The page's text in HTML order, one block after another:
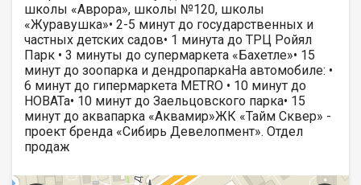
школы «Аврора», школы №120, школы
«Журавушка»• 2-5 минут до государственных и
частных детских садов• 1 минута до ТРЦ Ройял
Парк • 3 минуты до супермаркета «Бахетле»• 15
минут до зоопарка и дендропаркаНа автомобиле: •
6 минут до гипермаркета METRO • 10 минут до
НОВАТа• 10 минут до Заельцовского парка• 15
минут до аквапарка «Аквамир»ЖК «Тайм Сквер» -
проект бренда «Сибирь Девелопмент». Отдел
продаж